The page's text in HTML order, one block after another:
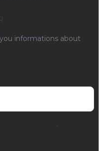
informations about